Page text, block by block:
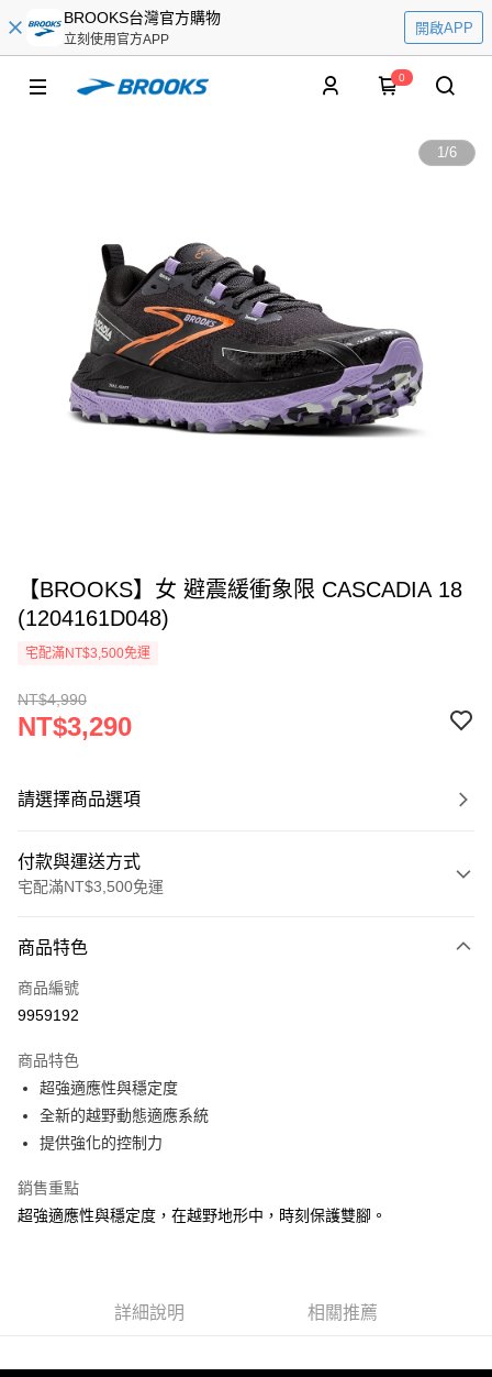
BROOKS台灣官方購物
立刻使用官方APP
開啟APP
0
1/6
【BROOKS】女 避震緩衝象限 CASCADIA 18
(1204161D048)
宅配滿NT$3,500免運
NT$4,990
NT$3,290
請選擇商品選項
付款與運送方式
宅配滿NT$3,500免運
信用卡一次付款
ATM付款
運送方式
宅配
每筆NT$100，滿NT$3,500(含以上)免運費
商品特色
商品編號
9959192
商品特色
超強適應性與穩定度
全新的越野動態適應系統
提供強化的控制力
銷售重點
超強適應性與穩定度，在越野地形中，時刻保護雙腳。
詳細說明 相關推薦